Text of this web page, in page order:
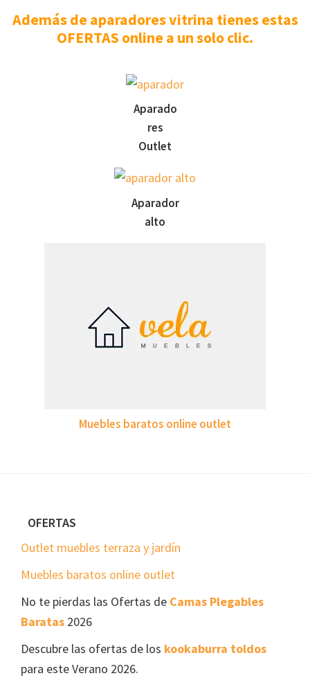
Además de aparadores vitrina tienes estas
OFERTAS online a un solo clic.
Aparado
res
Outlet
Aparador
alto
Muebles baratos online outlet
FooterOFERTAS
Outlet muebles terraza y jardín
Muebles baratos online outlet
No te pierdas las Ofertas de Camas Plegables
Baratas 2026
Descubre las ofertas de los kookaburra toldos
para este Verano 2026.